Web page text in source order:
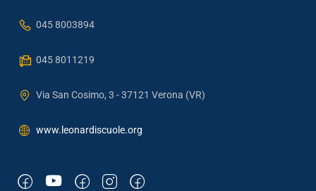
045 8003894
045 8011219
Via San Cosimo, 3 - 37121 Verona (VR)
www.leonardiscuole.org